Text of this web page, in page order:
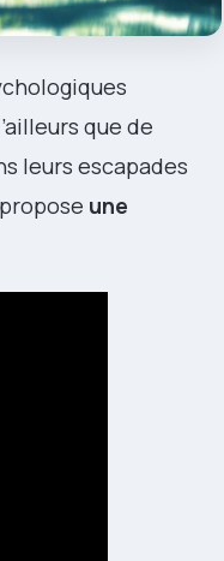
que de
leurs escapades
une